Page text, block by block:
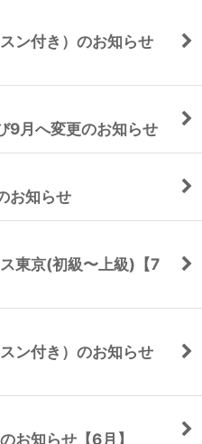
ン付き）のお知らせ
9月へ変更のお知らせ
お知らせ
東京(初級〜上級)【7
ン付き）のお知らせ
お知らせ【6月】